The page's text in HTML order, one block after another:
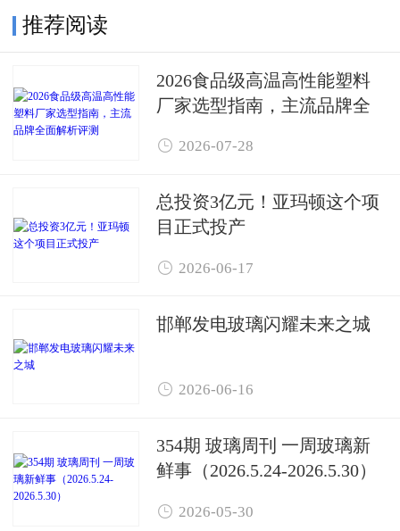
推荐阅读
2026食品级高温高性能塑料
厂家选型指南，主流品牌全
 2026-07-28
总投资3亿元！亚玛顿这个项
目正式投产
 2026-06-17
邯郸发电玻璃闪耀未来之城
 2026-06-16
354期 玻璃周刊 一周玻璃新
鲜事（2026.5.24-2026.5.30）
 2026-05-30